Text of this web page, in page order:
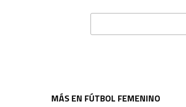
MÁS EN FÚTBOL FEMENINO